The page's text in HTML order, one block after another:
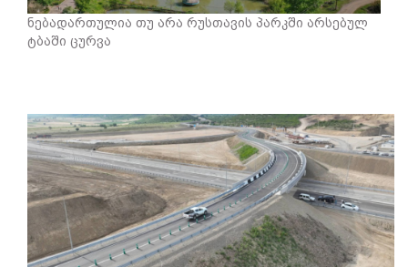
ნებადართულია თუ არა რუსთავის პარკში არსებულ
ტბაში ცურვა